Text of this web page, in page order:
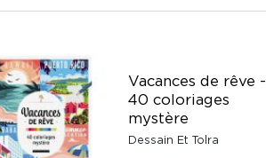
Vacances de rêve -
40 coloriages
mystère
Dessain Et Tolra